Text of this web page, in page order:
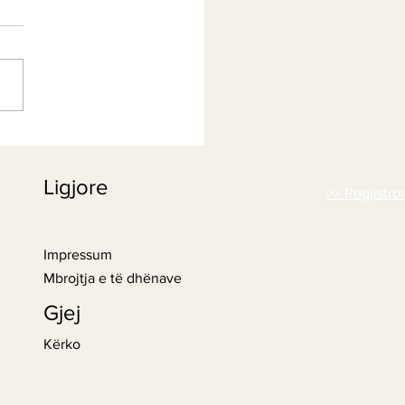
të sofistikuar
Ligjore
Impressum
Mbrojtja e të dhënave
Gjej
Kërko